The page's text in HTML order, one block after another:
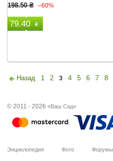
198.50 ₴ –60%
79.40 ₴
Назад 1 2 3 4 5 6 7 8
© 2011 - 2026 «Ваш Сад»
Энциклопедия Фото Форумы